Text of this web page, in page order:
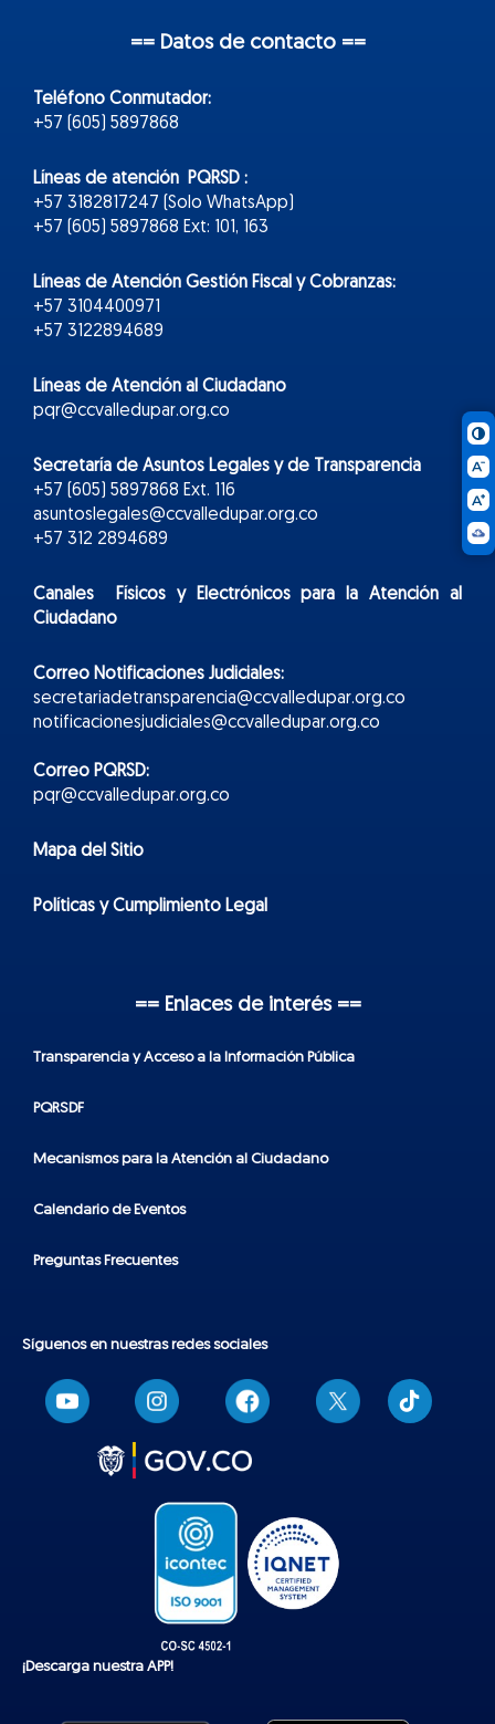
== Datos de contacto ==
Teléfono Conmutador:
+57 (605) 5897868
Líneas de atención PQRSD :
+57 3182817247 (Solo WhatsApp)
+57 (605) 5897868 Ext: 101, 163
Líneas de Atención Gestión Fiscal y Cobranzas:
+57 3104400971
+57 3122894689
Líneas de Atención al Ciudadano
pqr@ccvalledupar.org.co
Secretaría de Asuntos Legales y de Transparencia
+57 (605) 5897868 Ext. 116
asuntoslegales@ccvalledupar.org.co
+57 312 2894689
Canales Físicos yElectrónicospara la Atención al
Ciudadano
Correo Notificaciones Judiciales:
secretariadetransparencia@ccvalledupar.org.co
notificacionesjudiciales@ccvalledupar.org.co
Correo PQRSD:
pqr@ccvalledupar.org.co
Mapa del Sitio
Políticas y Cumplimiento Legal
== Enlaces de interés ==
Transparencia y Acceso a la Información Pública
PQRSDF
Mecanismos para la Atención al Ciudadano
Calendario de Eventos
Preguntas Frecuentes
Síguenos en nuestras redes sociales
T
i
k
¡Descarga nuestra APP!